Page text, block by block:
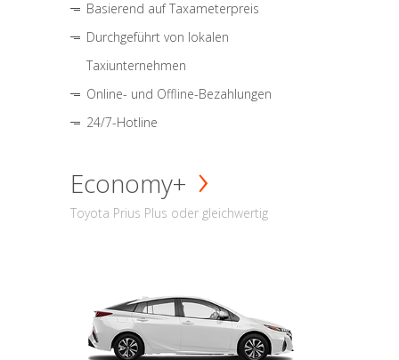
Basierend auf Taxameterpreis
Durchgeführt von lokalen
Taxiunternehmen
Online- und Offline-Bezahlungen
24/7-Hotline
Economy+
Toyota Prius Plus oder gleichwertig